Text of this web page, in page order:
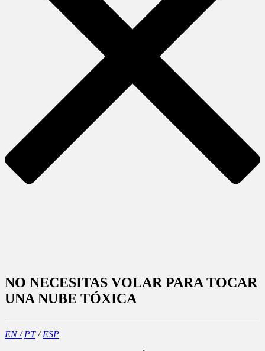
NO NECESITAS VOLAR PARA TOCAR
UNA NUBE TÓXICA
EN / PT/ESP